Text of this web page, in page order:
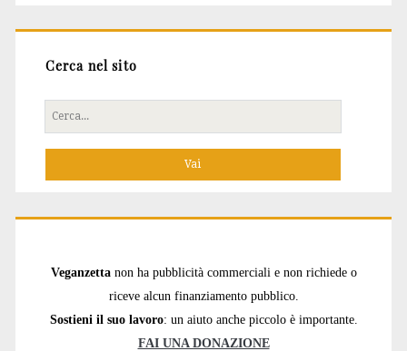
Cerca nel sito
Cerca
per:
Veganzetta non ha pubblicità commerciali e non richiede o
riceve alcun finanziamento pubblico.
Sostieni il suo lavoro: un aiuto anche piccolo è importante.
FAI UNA DONAZIONE